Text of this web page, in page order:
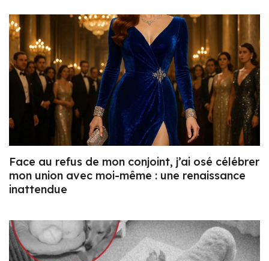
Face au refus de mon conjoint, j’ai osé célébrer
mon union avec moi-même : une renaissance
inattendue